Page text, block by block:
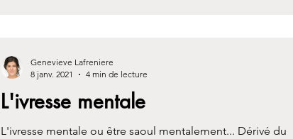
L'ivresse mentale
L'ivresse mentale ou être saoul mentalement... Dérivé du
Genevieve Lafreniere
8 janv. 2021
4 min de lecture